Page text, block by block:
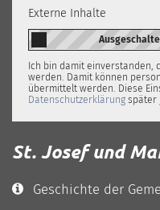
Externe Inhalte
Ich bin damit einverstanden,
werden. Damit können
übermittelt werden. Diese
Datenschutzerklärung später
St. Josef und
Geschichte der